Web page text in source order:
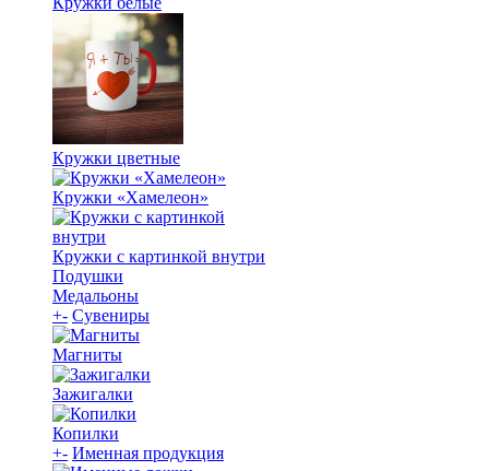
Кружки цветные
Кружки «Хамелеон»
Кружки с картинкой внутри
Подушки
Медальоны
+- Сувениры
Магниты
Зажигалки
Копилки
+- Именная продукция